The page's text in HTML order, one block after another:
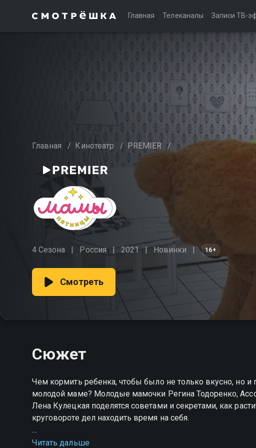
Главная Телеканалы Записи ТВ-
Главная / Кинотеатр / PREMIER /
4 Сезона Россия 2021 Новинки 16+
Смотреть
Сюжет
Чем кормить ребенка, чтобы было не только вкусно, но
молодой маме? Молодые мамочки Регина Тодоренко,
Лена Кулецкая поделятся советами и секретами, как
круговороте дел находить время на себя.
Посмотреть онлайн 7 сезон сериала Мамы Пятницы вы
Читать дальше